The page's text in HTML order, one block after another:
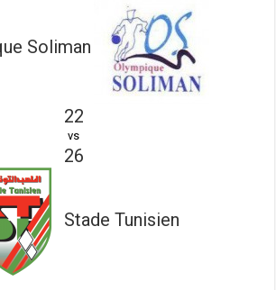
Soliman
22
vs
26
Stade Tunisien